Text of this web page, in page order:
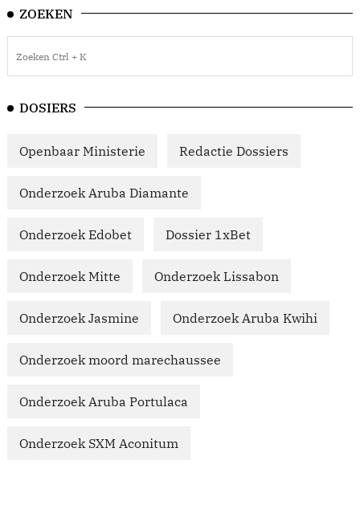
ZOEKEN
DOSIERS
Openbaar Ministerie Redactie Dossiers
Onderzoek Aruba Diamante
Onderzoek Edobet Dossier 1xBet
Onderzoek Mitte Onderzoek Lissabon
Onderzoek Jasmine Onderzoek Aruba Kwihi
Onderzoek moord marechaussee
Onderzoek Aruba Portulaca
Onderzoek SXM Aconitum